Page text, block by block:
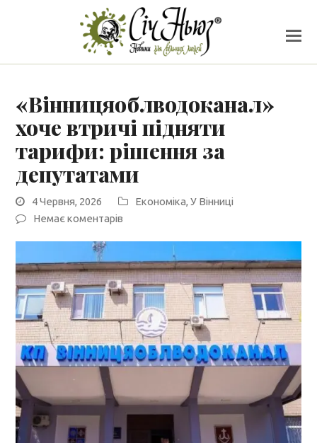
«Вінницяоблводоканал»
хоче втричі підняти
тарифи: рішення за
депутатами
4 Червня, 2026 Економіка,У Вінниці
Немає коментарів